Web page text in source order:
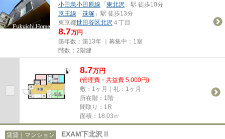
小田急小田原線 「東北沢 」駅 徒歩10分
京王線 「笹塚 」駅 徒歩13分
東京都世田谷区北沢 ４丁目
8.7万円
築年数：築13年 ｜募集中： 1室
階数：2階建
8.7万円
(管理費・共益費 5,000円)
敷：1ヶ月｜礼：1ヶ月
所在階：1階
間取り：1R
面積：18.03㎡
賃貸｜マンション EXAM下北沢Ⅱ